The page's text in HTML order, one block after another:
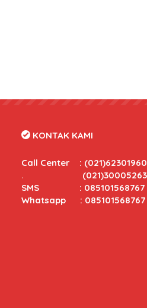
. (021)30005263
SMS : 085101568767
Whatsapp : 085101568767